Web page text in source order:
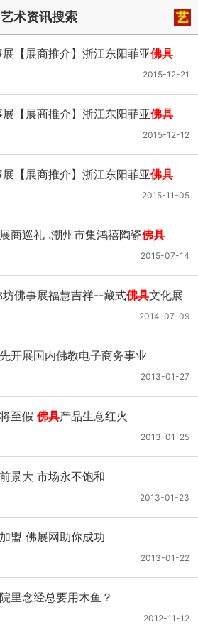
艺术资讯搜索
【展商推介】浙江东阳菲亚佛具
2015-12-21
【展商推介】浙江东阳菲亚佛具
2015-12-12
【展商推介】浙江东阳菲亚佛具
2015-11-05
商巡礼 .潮州市集鸿禧陶瓷佛具
2015-07-14
佛事展福慧吉祥--藏式佛具文化展
2014-07-09
开展国内佛教电子商务事业
2013-01-27
至假 佛具产品生意红火
2013-01-25
景大 市场永不饱和
2013-01-23
盟 佛展网助你成功
2013-01-22
里念经总要用木鱼？
2012-11-12